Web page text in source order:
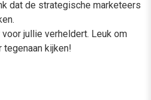
dat de strategische marketeers
jullie verheldert. Leuk om
tegenaan kijken!